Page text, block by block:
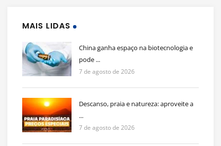
MAIS LIDAS
China ganha espaço na biotecnologia e
pode ...
7 de agosto de 2026
Descanso, praia e natureza: aproveite a
...
7 de agosto de 2026